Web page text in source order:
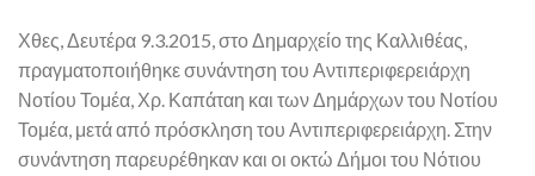
Χθες, Δευτέρα 9.3.2015, στο Δημαρχείο της Καλλιθέας,
πραγματοποιήθηκε συνάντηση του Αντιπεριφερειάρχη
Νοτίου Τομέα, Χρ. Καπάταη και των Δημάρχων του Νοτίου
Τομέα, μετά από πρόσκληση του Αντιπεριφερειάρχη. Στην
συνάντηση παρευρέθηκαν και οι οκτώ Δήμοι του Νότιου